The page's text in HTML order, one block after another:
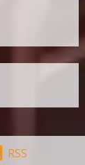
RSS